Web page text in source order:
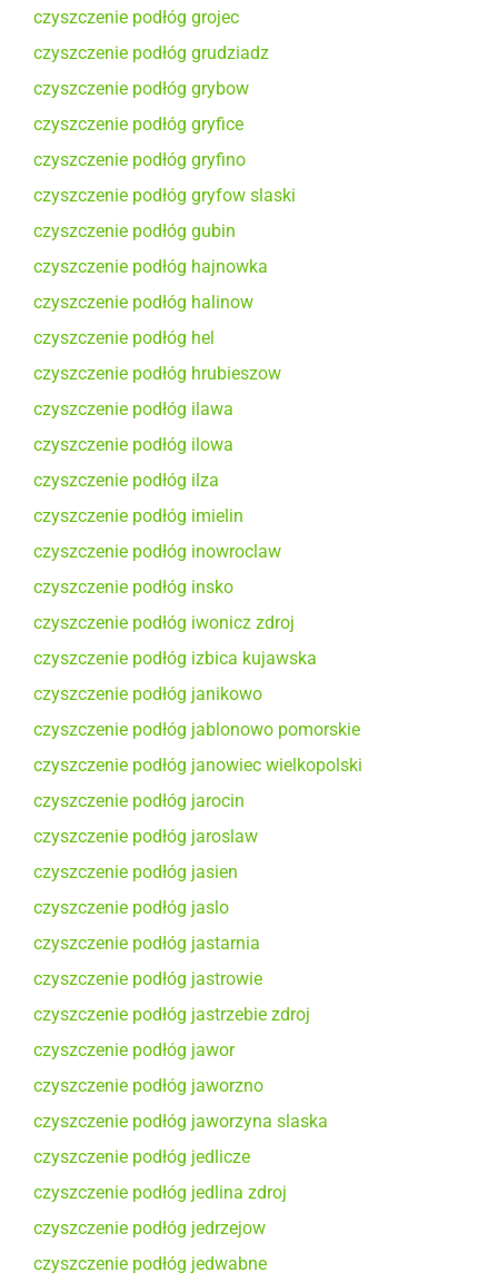
czyszczenie podłóg grojec
czyszczenie podłóg grudziadz
czyszczenie podłóg grybow
czyszczenie podłóg gryfice
czyszczenie podłóg gryfino
czyszczenie podłóg gryfow slaski
czyszczenie podłóg gubin
czyszczenie podłóg hajnowka
czyszczenie podłóg halinow
czyszczenie podłóg hel
czyszczenie podłóg hrubieszow
czyszczenie podłóg ilawa
czyszczenie podłóg ilowa
czyszczenie podłóg ilza
czyszczenie podłóg imielin
czyszczenie podłóg inowroclaw
czyszczenie podłóg insko
czyszczenie podłóg iwonicz zdroj
czyszczenie podłóg izbica kujawska
czyszczenie podłóg janikowo
czyszczenie podłóg jablonowo pomorskie
czyszczenie podłóg janowiec wielkopolski
czyszczenie podłóg jarocin
czyszczenie podłóg jaroslaw
czyszczenie podłóg jasien
czyszczenie podłóg jaslo
czyszczenie podłóg jastarnia
czyszczenie podłóg jastrowie
czyszczenie podłóg jastrzebie zdroj
czyszczenie podłóg jawor
czyszczenie podłóg jaworzno
czyszczenie podłóg jaworzyna slaska
czyszczenie podłóg jedlicze
czyszczenie podłóg jedlina zdroj
czyszczenie podłóg jedrzejow
czyszczenie podłóg jedwabne